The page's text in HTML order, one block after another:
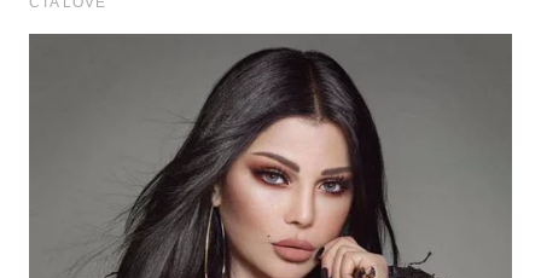
WN
SUKABUMI
PRIANGAN
TIMUR